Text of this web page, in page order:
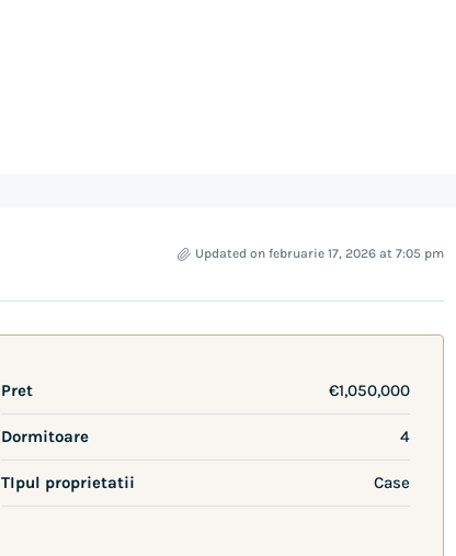
Updated on februarie 17, 2026 at 7:05 pm
Pret €1,050,000
Dormitoare 4
TIpul proprietatii Case